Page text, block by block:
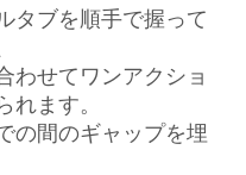
タブを順手で握って
わせてワンアクショ
れます。
の間のギャップを埋